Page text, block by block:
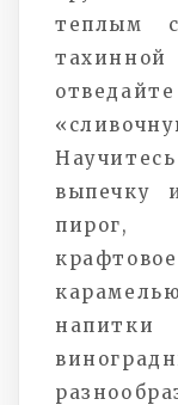
теплым
выпечку
пирог,